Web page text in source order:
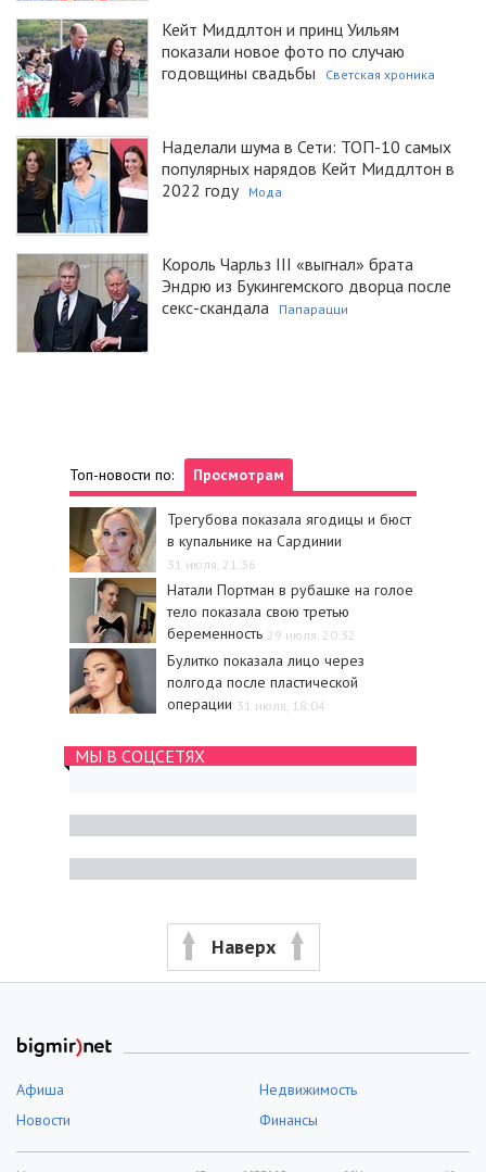
Кейт Миддлтон и принц Уильям
показали новое фото по случаю
годовщины свадьбы
Светская хроника
Наделали шума в Сети: ТОП-10 самых
популярных нарядов Кейт Миддлтон в
2022 году
Мода
Король Чарльз III «выгнал» брата
Эндрю из Букингемского дворца после
секс-скандала
Папарацци
Топ-новости по: Просмотрам
Трегубова показала ягодицы и бюст
в купальнике на Сардинии
31 июля, 21:36
Натали Портман в рубашке на голое
тело показала свою третью
беременность 29 июля, 20:32
Булитко показала лицо через
полгода после пластической
операции 31 июля, 18:04
МЫ В СОЦСЕТЯХ
Наверх
Афиша
Недвижимость
Новости
Финансы